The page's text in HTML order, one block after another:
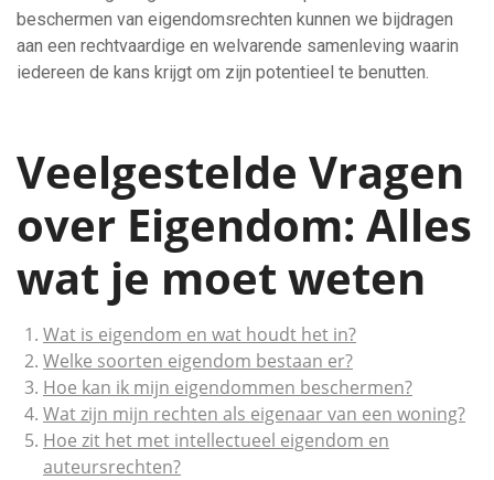
beschermen van eigendomsrechten kunnen we bijdragen
aan een rechtvaardige en welvarende samenleving waarin
iedereen de kans krijgt om zijn potentieel te benutten.
Veelgestelde Vragen
over Eigendom: Alles
wat je moet weten
Wat is eigendom en wat houdt het in?
Welke soorten eigendom bestaan er?
Hoe kan ik mijn eigendommen beschermen?
Wat zijn mijn rechten als eigenaar van een woning?
Hoe zit het met intellectueel eigendom en
auteursrechten?